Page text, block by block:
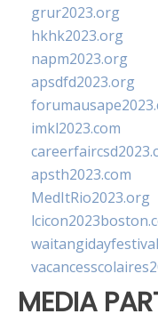
grur2023.org
hkhk2023.org
napm2023.org
apsdfd2023.org
imkl2023.com
apsth2023.com
MedItRio2023.org
MEDIA